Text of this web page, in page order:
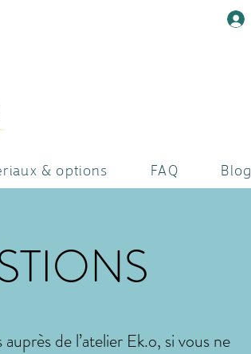
& options FAQ Blog
de l’atelier Ek.o, si vous ne